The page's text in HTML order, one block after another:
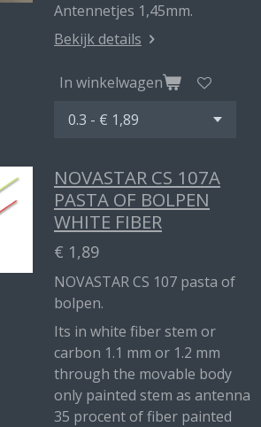
Antennetjes 1,45mm.
Bekijk details
In winkelwagen
NOVASTAR CS 107A
PASTA OF BOLPEN
WHITE FIBER
€ 1,89
NOVASTAR CS 107 pasta of
bolpen.
Its in white fiber stem or
carbon 1.1 mm or 1.2 mm
through the movable body
only painted stem as antenna
35 procent of fiber painted